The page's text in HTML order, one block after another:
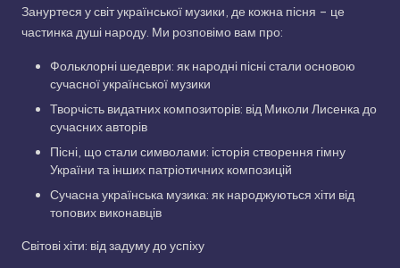
Зануртеся у світ української музики, де кожна пісня – це
частинка душі народу. Ми розповімо вам про:
Фольклорні шедеври: як народні пісні стали основою
сучасної української музики
Творчість видатних композиторів: від Миколи Лисенка до
сучасних авторів
Пісні, що стали символами: історія створення гімну
України та інших патріотичних композицій
Сучасна українська музика: як народжуються хіти від
топових виконавців
Світові хіти: від задуму до успіху